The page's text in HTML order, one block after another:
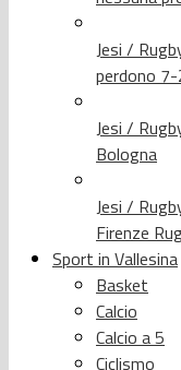
Jesi /
perdono
Jesi /
Bologna
Jesi /
Firenze
Sport in Vallesina
Basket
Calcio
Calcio a 5
Ciclismo